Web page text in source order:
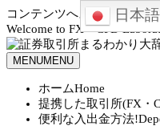
コンテンツへスキップ
Welcome to FX・CFD
MENUMENU
ホームHome
提携した取引所(FX・
便利な入出金方法!
日本語